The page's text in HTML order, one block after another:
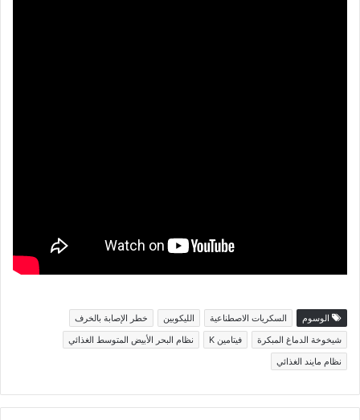
الوسوم السكريات الاصطناعية الليكوبين
خطر الإصابة بالخرف
شيخوخة الدماغ المبكرة
فيتامين K
نظام البحر الأبيض المتوسط ​​الغذائي
نظام مايند الغذائي